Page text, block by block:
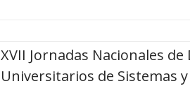
XVII Jornadas Nacionales de
Universitarios de Sistemas